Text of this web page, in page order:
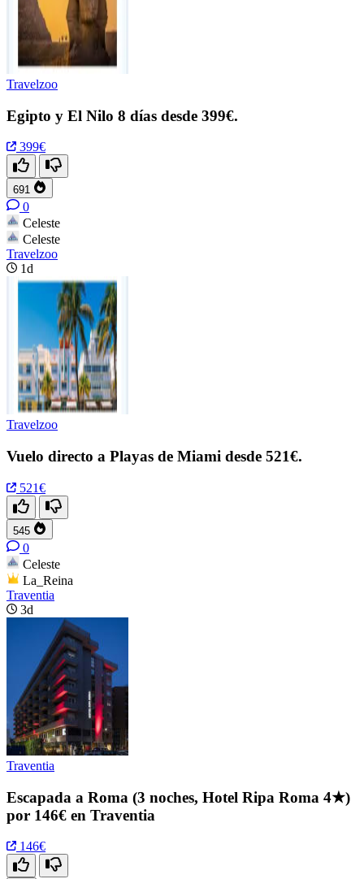
Travelzoo
Egipto y El Nilo 8 días desde 399€.
399€
691
0
Celeste
Celeste
Travelzoo
1d
Travelzoo
Vuelo directo a Playas de Miami desde 521€.
521€
545
0
Celeste
La_Reina
Traventia
3d
Traventia
Escapada a Roma (3 noches, Hotel Ripa Roma 4★)
por 146€ en Traventia
146€